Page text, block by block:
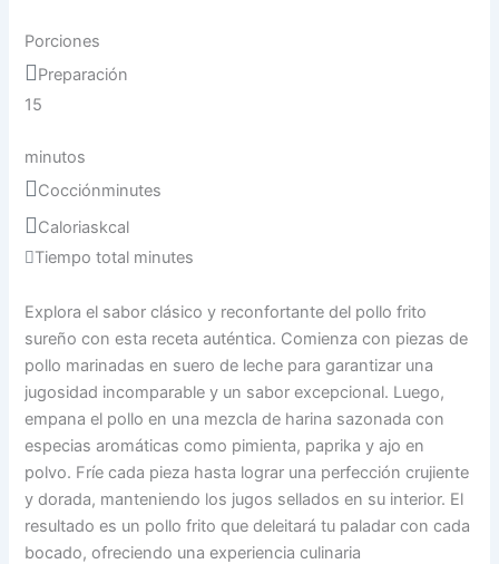
Porciones
Preparación
15
minutos
Cocciónminutes
Caloriaskcal
Tiempo total minutes
Explora el sabor clásico y reconfortante del pollo frito
sureño con esta receta auténtica. Comienza con piezas de
pollo marinadas en suero de leche para garantizar una
jugosidad incomparable y un sabor excepcional. Luego,
empana el pollo en una mezcla de harina sazonada con
especias aromáticas como pimienta, paprika y ajo en
polvo. Fríe cada pieza hasta lograr una perfección crujiente
y dorada, manteniendo los jugos sellados en su interior. El
resultado es un pollo frito que deleitará tu paladar con cada
bocado, ofreciendo una experiencia culinaria